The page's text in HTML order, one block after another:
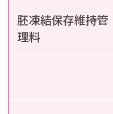
胚凍結保存維持管
理料